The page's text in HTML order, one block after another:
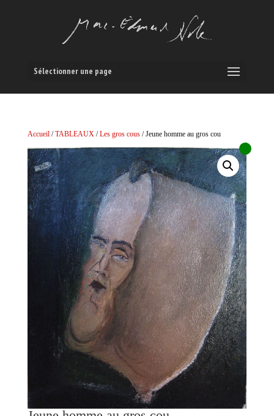
Sélectionner une page
Accueil/TABLEAUX/Les gros cous/ Jeune homme au gros cou